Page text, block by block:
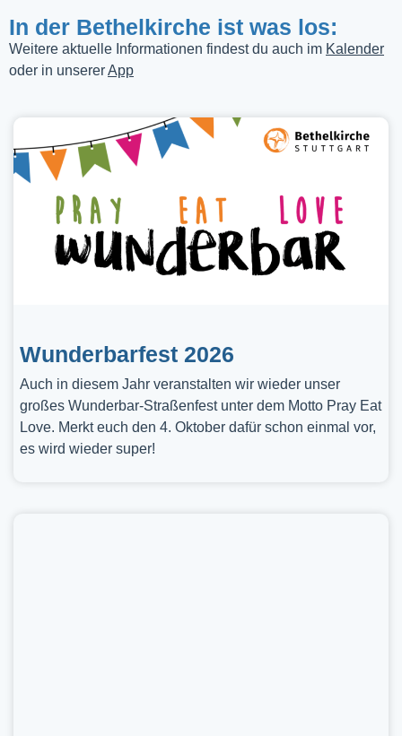
In der Bethelkirche ist was los:
Weitere aktuelle Informationen findest du auch im Kalender
oder in unsererApp
Wunderbarfest 2026
Auch in diesem Jahr veranstalten wir wieder unser
großes Wunderbar-Straßenfest unter dem Motto Pray Eat
Love. Merkt euch den 4. Oktober dafür schon einmal vor,
es wird wieder super!